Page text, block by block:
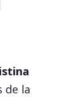
de la